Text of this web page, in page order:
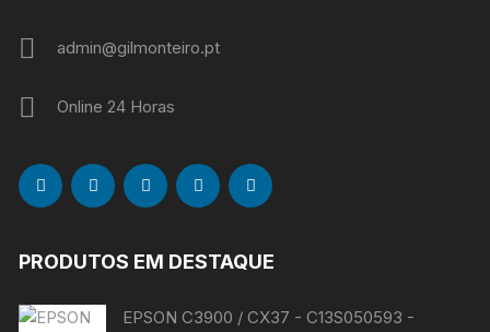
admin@gilmonteiro.pt
Online 24 Horas
PRODUTOS EM DESTAQUE
EPSON C3900 / CX37 - C13S050593 -